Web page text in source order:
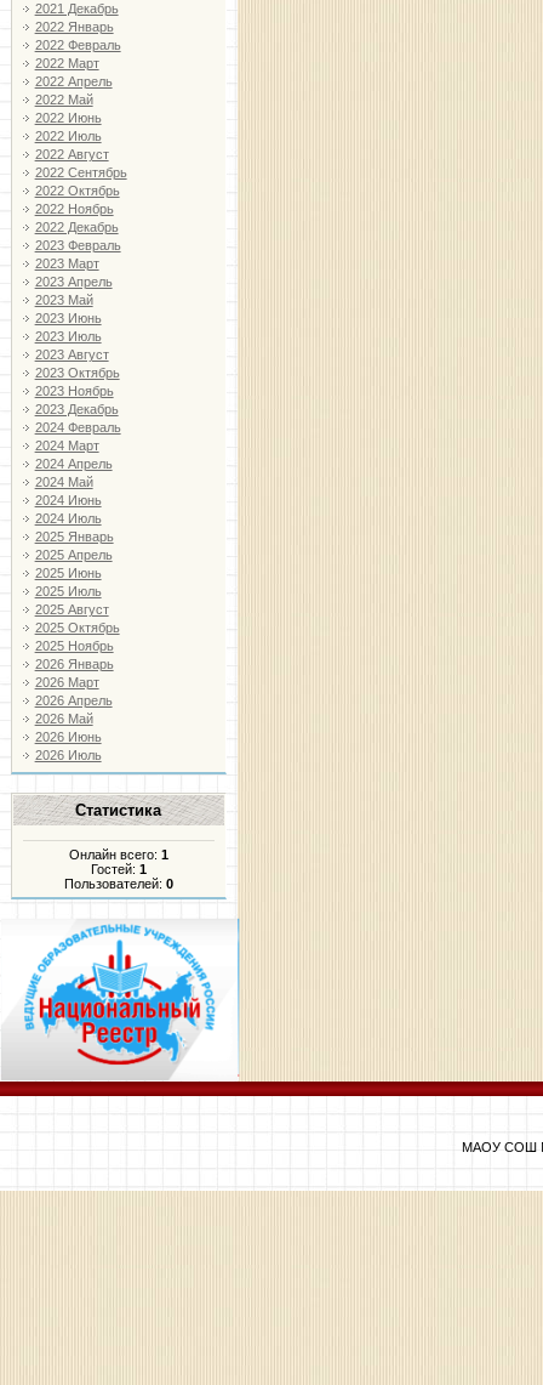
2021 Декабрь
2022 Январь
2022 Февраль
2022 Март
2022 Апрель
2022 Май
2022 Июнь
2022 Июль
2022 Август
2022 Сентябрь
2022 Октябрь
2022 Ноябрь
2022 Декабрь
2023 Февраль
2023 Март
2023 Апрель
2023 Май
2023 Июнь
2023 Июль
2023 Август
2023 Октябрь
2023 Ноябрь
2023 Декабрь
2024 Февраль
2024 Март
2024 Апрель
2024 Май
2024 Июнь
2024 Июль
2025 Январь
2025 Апрель
2025 Июнь
2025 Июль
2025 Август
2025 Октябрь
2025 Ноябрь
2026 Январь
2026 Март
2026 Апрель
2026 Май
2026 Июнь
2026 Июль
Статистика
Онлайн всего: 1
Гостей: 1
Пользователей: 0
МАОУ СОШ